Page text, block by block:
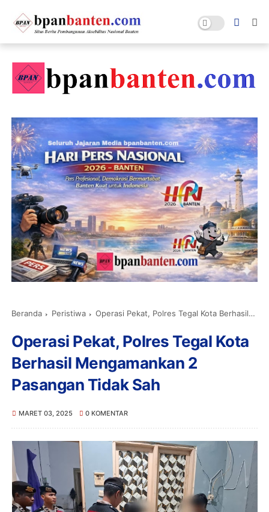
Beranda Peristiwa Operasi Pekat, Polres Tegal Kota Berhasil Mengamankan 2 Pasangan Tidak Sah
Operasi Pekat, Polres Tegal Kota
Berhasil Mengamankan 2
Pasangan Tidak Sah
MARET 03, 2025 0 KOMENTAR